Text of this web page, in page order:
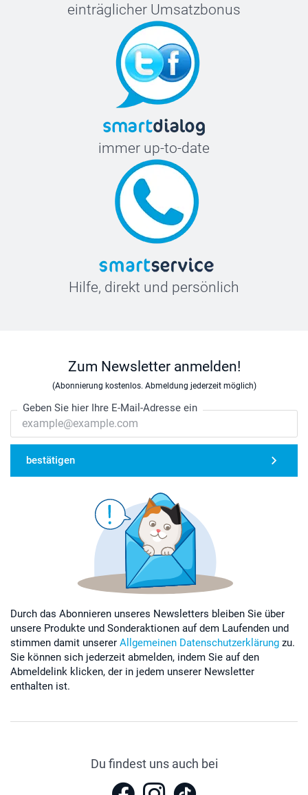
einträglicher Umsatzbonus
immer up-to-date
Hilfe, direkt und persönlich
Zum Newsletter anmelden!
(Abonnierung kostenlos. Abmeldung jederzeit möglich)
Geben Sie hier Ihre E-Mail-Adresse ein
bestätigen
Durch das Abonnieren unseres Newsletters bleiben Sie über
unsere Produkte und Sonderaktionen auf dem Laufenden und
stimmen damit unserer Allgemeinen Datenschutzerklärung zu.
Sie können sich jederzeit abmelden, indem Sie auf den
Abmeldelink klicken, der in jedem unserer Newsletter
enthalten ist.
Du findest uns auch bei